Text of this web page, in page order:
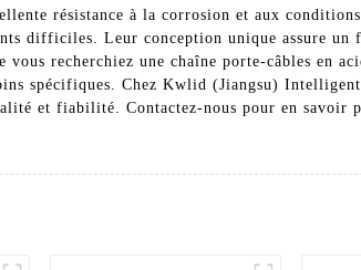
résistance à la corrosion et aux
difficiles. Leur conception unique assure
recherchiez une chaîne porte-câbles en
spécifiques. Chez Kwlid (Jiangsu)
et fiabilité. Contactez-nous pour en savoir